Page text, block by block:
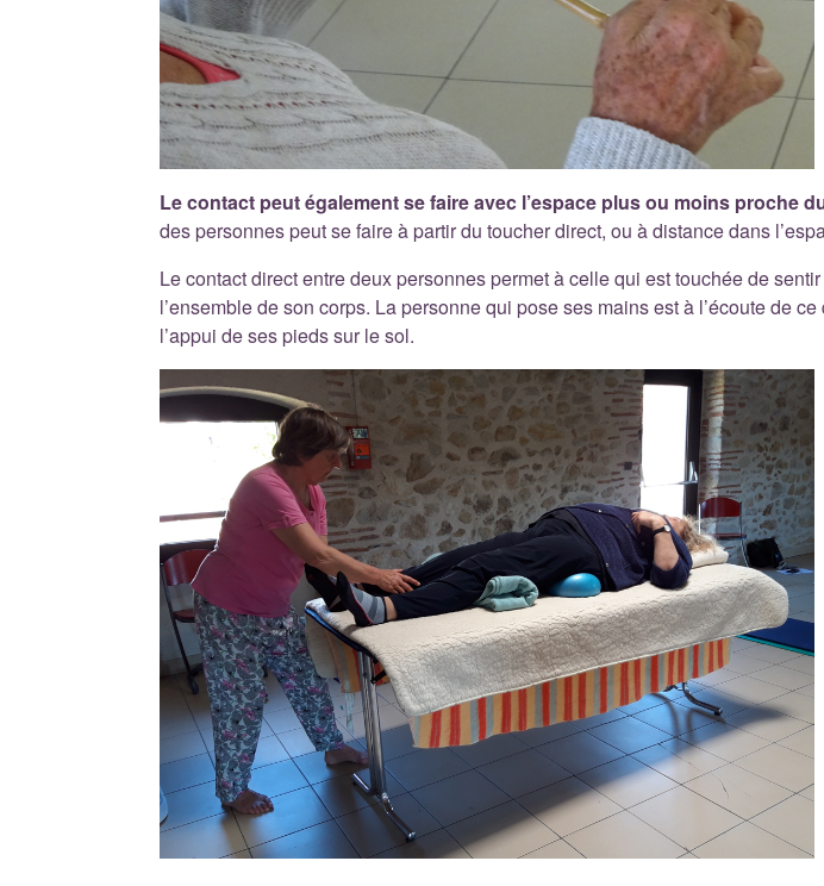
Le contact peut également se faire avec l’espace plus ou moins proche
des personnes peut se faire à partir du toucher direct, ou à distance dans
Le contact direct entre deux personnes permet à celle qui est touchée de
l’ensemble de son corps. La personne qui pose ses mains est à l’écoute de
l’appui de ses pieds sur le sol.